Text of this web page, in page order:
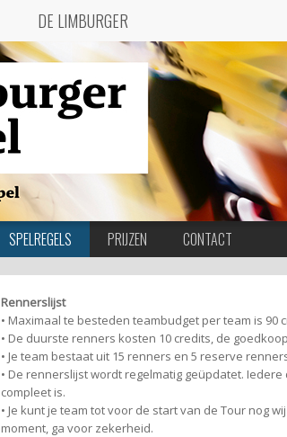
DE LIMBURGER
SPELREGELS PRIJZEN CONTACT
Rennerslijst
• Maximaal te besteden teambudget per team is 90
• De duurste renners kosten 10 credits, de
• Je team bestaat uit 15 renners en 5 reserve
• De rennerslijst wordt regelmatig geüpdatet.
compleet is.
• Je kunt je team tot voor de start van de Tour nog
moment, ga voor zekerheid.